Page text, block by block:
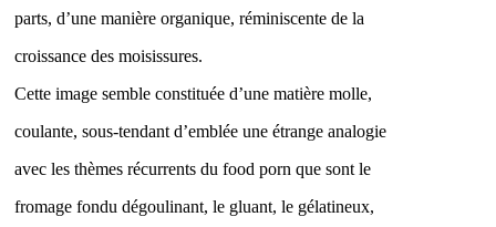
parts, d’une manière organique, réminiscente de la
croissance des moisissures.
Cette image semble constituée d’une matière molle,
coulante, sous-tendant d’emblée une étrange analogie
avec les thèmes récurrents du food porn que sont le
fromage fondu dégoulinant, le gluant, le gélatineux,